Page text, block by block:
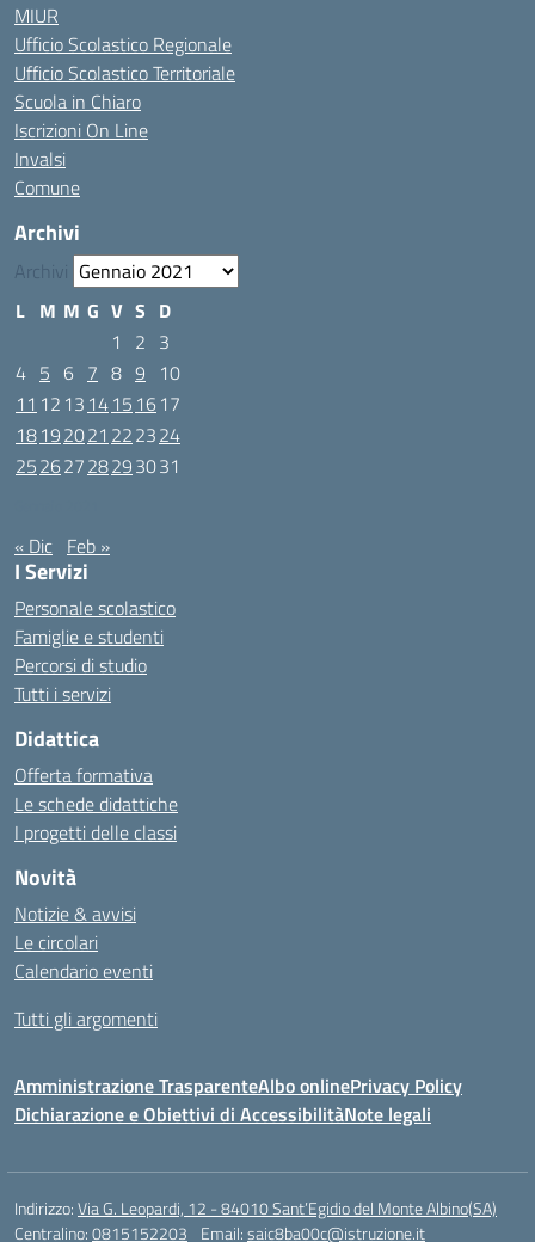
MIUR
Ufficio Scolastico Regionale
Ufficio Scolastico Territoriale
Scuola in Chiaro
Iscrizioni On Line
Invalsi
Comune
Archivi
Archivi
L M M G V S D
1
2 3
4 5 6 7 8 9 10
11 12 13 1415 1617
18192021 222324
25262728293031
« Dic Feb »
I Servizi
Personale scolastico
Famiglie e studenti
Percorsi di studio
Tutti i servizi
Didattica
Offerta formativa
Le schede didattiche
I progetti delle classi
Novità
Notizie & avvisi
Le circolari
Calendario eventi
Tutti gli argomenti
Amministrazione TrasparenteAlbo onlinePrivacy Policy
Dichiarazione e Obiettivi di AccessibilitàNote legali
Indirizzo:Via G. Leopardi, 12 - 84010 Sant’Egidio del Monte Albino(SA)
Centralino:0815152203 Email:saic8ba00c@istruzione.it